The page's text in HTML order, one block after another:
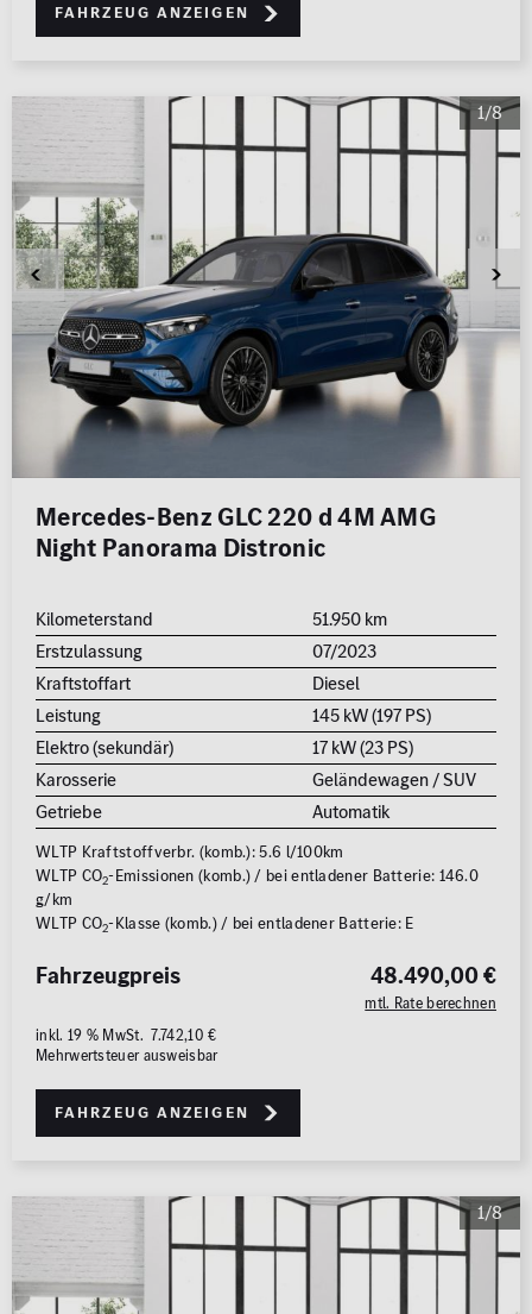
Fahrzeug anzeigen
1/8
Mercedes-Benz GLC 220 d 4M AMG
Night Panorama Distronic
Kilometerstand
51.950 km
Erstzulassung
07/2023
Kraftstoffart
Diesel
Leistung
145 kW (197 PS)
Elektro (sekundär)
17 kW (23 PS)
Karosserie
Geländewagen / SUV
Getriebe
Automatik
WLTP Kraftstoffverbr. (komb.): 5.6 l/100km
WLTP CO2-Emissionen (komb.) / bei entladener Batterie: 146.0
g/km
WLTP CO2-Klasse (komb.) / bei entladener Batterie: E
48.490,00 €
mtl. Rate berechnen
Fahrzeugpreis
inkl. 19 % MwSt. 7.742,10 €
Mehrwertsteuer ausweisbar
Fahrzeug anzeigen
1/8